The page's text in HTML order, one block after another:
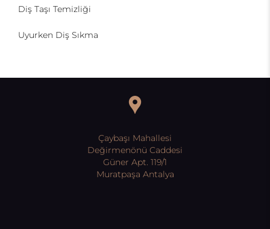
Diş Taşı Temizliği
Uyurken Diş Sıkma
Çaybaşı Mahallesi
Değirmenönü Caddesi
Güner Apt. 119/1
Muratpaşa Antalya